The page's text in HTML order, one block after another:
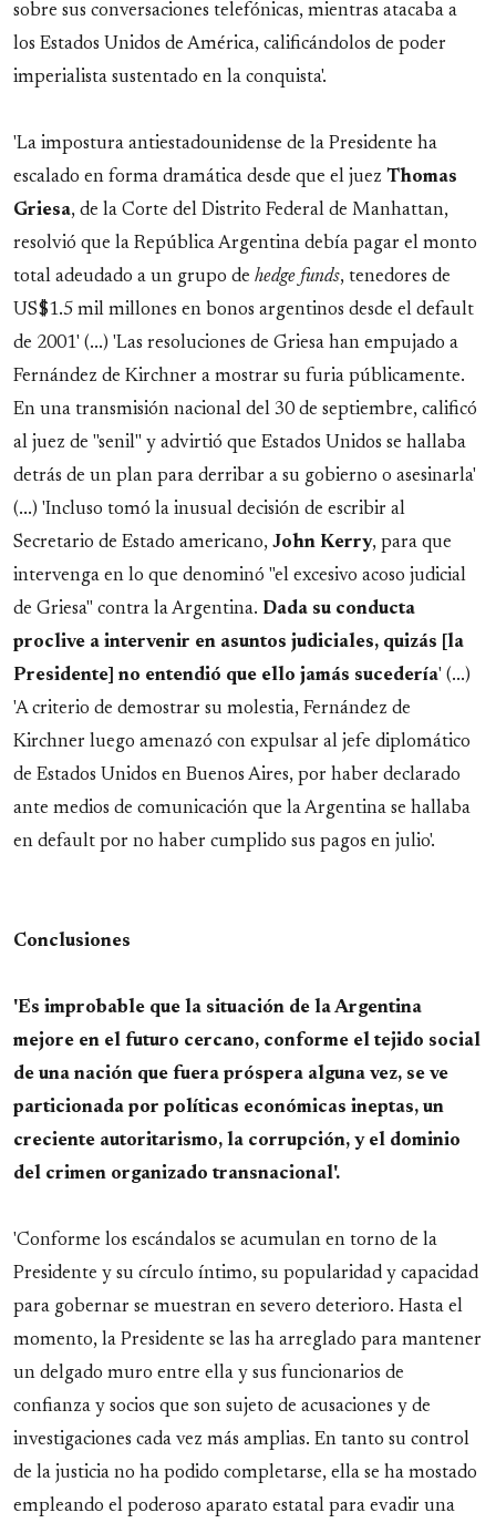
sobre sus conversaciones telefónicas, mientras atacaba a
los Estados Unidos de América, calificándolos de poder
imperialista sustentado en la conquista'.
'La impostura antiestadounidense de la Presidente ha
escalado en forma dramática desde que el juez Thomas
Griesa, de la Corte del Distrito Federal de Manhattan,
resolvió que la República Argentina debía pagar el monto
total adeudado a un grupo de hedge funds, tenedores de
US$1.5 mil millones en bonos argentinos desde el default
de 2001' (...) 'Las resoluciones de Griesa han empujado a
Fernández de Kirchner a mostrar su furia públicamente.
En una transmisión nacional del 30 de septiembre, calificó
al juez de "senil" y advirtió que Estados Unidos se hallaba
detrás de un plan para derribar a su gobierno o asesinarla'
(...) 'Incluso tomó la inusual decisión de escribir al
Secretario de Estado americano, John Kerry, para que
intervenga en lo que denominó "el excesivo acoso judicial
de Griesa" contra la Argentina. Dada su conducta
proclive a intervenir en asuntos judiciales, quizás [la
Presidente] no entendió que ello jamás sucedería' (...)
'A criterio de demostrar su molestia, Fernández de
Kirchner luego amenazó con expulsar al jefe diplomático
de Estados Unidos en Buenos Aires, por haber declarado
ante medios de comunicación que la Argentina se hallaba
en default por no haber cumplido sus pagos en julio'.
Conclusiones
'Es improbable que la situación de la Argentina
mejore en el futuro cercano, conforme el tejido social
de una nación que fuera próspera alguna vez, se ve
particionada por políticas económicas ineptas, un
creciente autoritarismo, la corrupción, y el dominio
del crimen organizado transnacional'.
'Conforme los escándalos se acumulan en torno de la
Presidente y su círculo íntimo, su popularidad y capacidad
para gobernar se muestran en severo deterioro. Hasta el
momento, la Presidente se las ha arreglado para mantener
un delgado muro entre ella y sus funcionarios de
confianza y socios que son sujeto de acusaciones y de
investigaciones cada vez más amplias. En tanto su control
de la justicia no ha podido completarse, ella se ha mostado
empleando el poderoso aparato estatal para evadir una